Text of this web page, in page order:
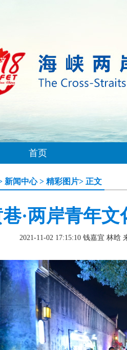
首页
新闻中心> 精彩图片> 正文
·两岸青年
2021-11-02 17:15:10 钱嘉宜 林晗